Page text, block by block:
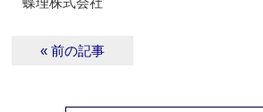
« 前の記事